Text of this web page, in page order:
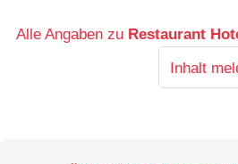
Alle Angaben zu Restaurant
Inhalt